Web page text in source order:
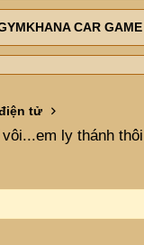
CAR
tử
ly thánh